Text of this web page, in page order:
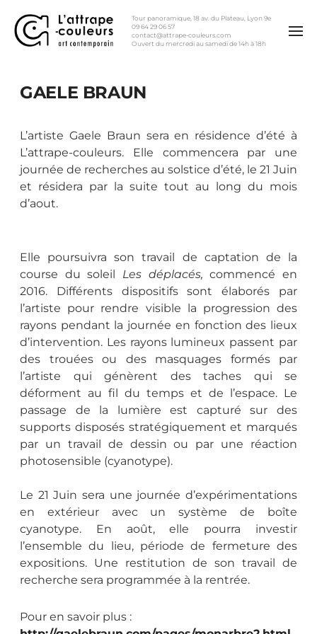
Tour panoramique, 18 av. du Plateau, Lyon 9e
09 64 29 06 57
contact@attrape-couleurs.com
Ouvert du mercredi au samedi de 14h à 18h
GAELE BRAUN
L’artiste Gaele Braun sera en résidence d’été à
L’attrape-couleurs. Elle commencera par une
journée de recherches au solstice d’été, le 21 Juin
et résidera par la suite tout au long du mois
d’aout.
Elle poursuivra son travail de captation de la
course du soleil
Les déplacés,commencé en
2016. Différents dispositifs sont élaborés par
l’artiste pour rendre visible la progression des
rayons pendant la journée en fonction des lieux
d’intervention. Les rayons lumineux passent par
des trouées ou des masquages formés par
l’artiste qui génèrent des taches qui se
déforment au fil du temps et de l’espace. Le
passage de la lumière est capturé sur des
supports disposés stratégiquement et marqués
par un travail de dessin ou par une réaction
photosensible (cyanotype).
Le 21 Juin sera une journée d’expérimentations
en extérieur avec un système de boîte
cyanotype. En août, elle pourra investir
l’ensemble du lieu, période de fermeture des
expositions. Une restitution de son travail de
recherche sera programmée à la rentrée.
Pour en savoir plus :